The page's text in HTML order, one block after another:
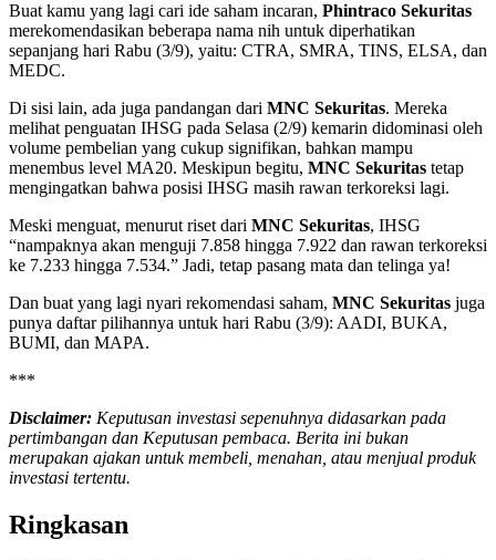
Buat kamu yang lagi cari ide saham incaran, Phintraco Sekuritas
merekomendasikan beberapa nama nih untuk diperhatikan
sepanjang hari Rabu (3/9), yaitu: CTRA, SMRA, TINS, ELSA, dan
MEDC.
Di sisi lain, ada juga pandangan dari MNC Sekuritas. Mereka
melihat penguatan IHSG pada Selasa (2/9) kemarin didominasi oleh
volume pembelian yang cukup signifikan, bahkan mampu
menembus level MA20. Meskipun begitu, MNC Sekuritas tetap
mengingatkan bahwa posisi IHSG masih rawan terkoreksi lagi.
Meski menguat, menurut riset dari MNC Sekuritas, IHSG
“nampaknya akan menguji 7.858 hingga 7.922 dan rawan terkoreksi
ke 7.233 hingga 7.534.” Jadi, tetap pasang mata dan telinga ya!
Dan buat yang lagi nyari rekomendasi saham, MNC Sekuritas juga
punya daftar pilihannya untuk hari Rabu (3/9): AADI, BUKA,
BUMI, dan MAPA.
***
Disclaimer: Keputusan investasi sepenuhnya didasarkan pada
pertimbangan dan Keputusan pembaca. Berita ini bukan
merupakan ajakan untuk membeli, menahan, atau menjual produk
investasi tertentu.
Ringkasan